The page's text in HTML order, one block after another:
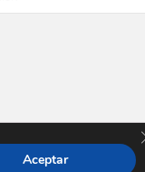
Aceptar